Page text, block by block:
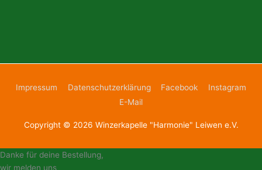
Impressum Datenschutzerklärung Facebook
Instagram
E-Mail
Copyright © 2026 Winzerkapelle "Harmonie" Leiwen e.V.
Danke für deine Bestellung,
wir melden uns